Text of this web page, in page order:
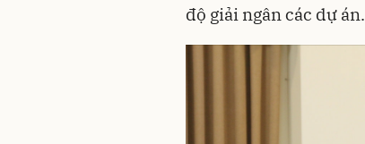
độ giải ngân các dự án.